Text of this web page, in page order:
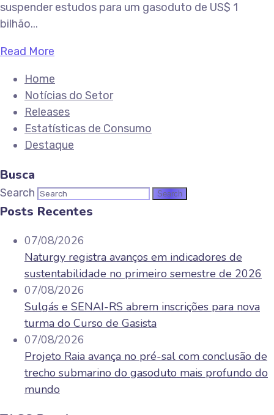
suspender estudos para um gasoduto de US$ 1
bilhão...
Read More
Home
Notícias do Setor
Releases
Estatísticas de Consumo
Destaque
Busca
Search
Posts Recentes
07/08/2026
Naturgy registra avanços em indicadores de
sustentabilidade no primeiro semestre de 2026
07/08/2026
Sulgás e SENAI-RS abrem inscrições para nova
turma do Curso de Gasista
07/08/2026
Projeto Raia avança no pré-sal com conclusão de
trecho submarino do gasoduto mais profundo do
mundo